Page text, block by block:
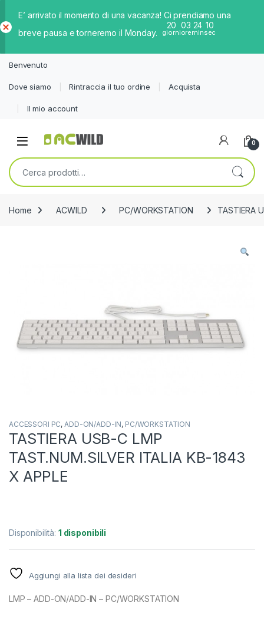
E’ arrivato il momento di una vacanza! Ci prendiamo una
breve pausa e torneremo il Monday.
20
giorni
03
ore
24
min
10
sec
iud
Benvenuto
Dove siamo Rintraccia il tuo ordine Acquista
Il mio account
0
Cerca:
Home ACWILD PC/WORKSTATION TASTIERA
ACCESSORI PC, ADD-ON/ADD-IN, PC/WORKSTATION
TASTIERA USB-C LMP
TAST.NUM.SILVER ITALIA KB-1843
X APPLE
Disponibilità: 1 disponibili
Aggiungi alla lista dei desideri
LMP – ADD-ON/ADD-IN – PC/WORKSTATION